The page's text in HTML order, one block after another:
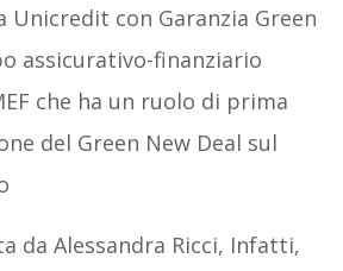
Unicredit con Garanzia Green
assicurativo-finanziario
che ha un ruolo di prima
del Green New Deal sul
da Alessandra Ricci, Infatti,